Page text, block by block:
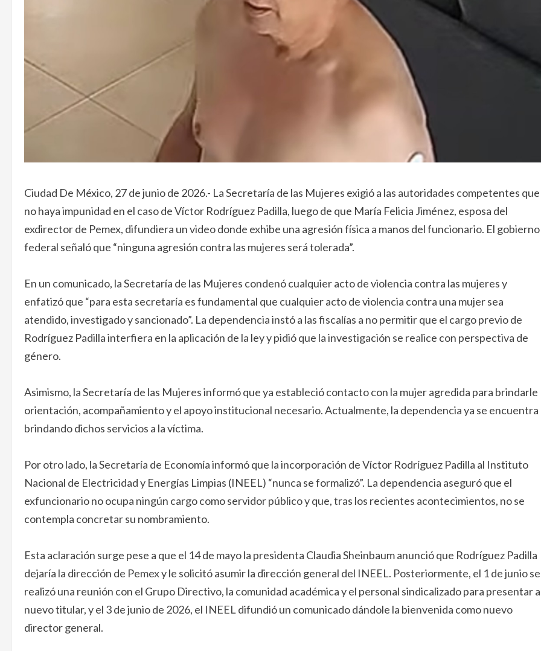
Ciudad De México, 27 de junio de 2026.- La Secretaría de las Mujeres exigió a las autoridades competentes que
no haya impunidad en el caso de Víctor Rodríguez Padilla, luego de que María Felicia Jiménez, esposa del
exdirector de Pemex, difundiera un video donde exhibe una agresión física a manos del funcionario. El gobierno
federal señaló que “ninguna agresión contra las mujeres será tolerada”.
En un comunicado, la Secretaría de las Mujeres condenó cualquier acto de violencia contra las mujeres y
enfatizó que “para esta secretaría es fundamental que cualquier acto de violencia contra una mujer sea
atendido, investigado y sancionado”. La dependencia instó a las fiscalías a no permitir que el cargo previo de
Rodríguez Padilla interfiera en la aplicación de la ley y pidió que la investigación se realice con perspectiva de
género.
Asimismo, la Secretaría de las Mujeres informó que ya estableció contacto con la mujer agredida para brindarle
orientación, acompañamiento y el apoyo institucional necesario. Actualmente, la dependencia ya se encuentra
brindando dichos servicios a la víctima.
Por otro lado, la Secretaría de Economía informó que la incorporación de Víctor Rodríguez Padilla al Instituto
Nacional de Electricidad y Energías Limpias (INEEL) “nunca se formalizó”. La dependencia aseguró que el
exfuncionario no ocupa ningún cargo como servidor público y que, tras los recientes acontecimientos, no se
contempla concretar su nombramiento.
Esta aclaración surge pese a que el 14 de mayo la presidenta Claudia Sheinbaum anunció que Rodríguez Padilla
dejaría la dirección de Pemex y le solicitó asumir la dirección general del INEEL. Posteriormente, el 1 de junio se
realizó una reunión con el Grupo Directivo, la comunidad académica y el personal sindicalizado para presentar
nuevo titular, y el 3 de junio de 2026, el INEEL difundió un comunicado dándole la bienvenida como nuevo
director general.